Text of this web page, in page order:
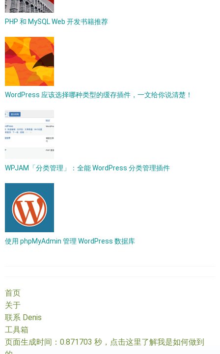
PHP 和 MySQL Web 开发书籍推荐
WordPress 应该选择哪种类型的缓存插件，一文给你说清楚！
WPJAM「分类管理」：全能 WordPress 分类管理插件
使用 phpMyAdmin 管理 WordPress 数据库
首页
关于
联系 Denis
工具箱
页面生成时间：0.871703 秒， 点击这里了解我是如何做到